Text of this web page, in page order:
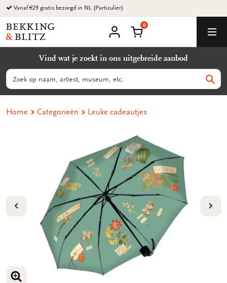
Ga
naar
content
Vanaf €29 gratis bezorgd in NL (Particulier)
Bekking
&
B.V.
account
Winkelmand
0
Vind wat je zoekt in ons uitgebreide aanbod
Zoeken
Home Categorieën Leuke cadeautjes
VORIGE